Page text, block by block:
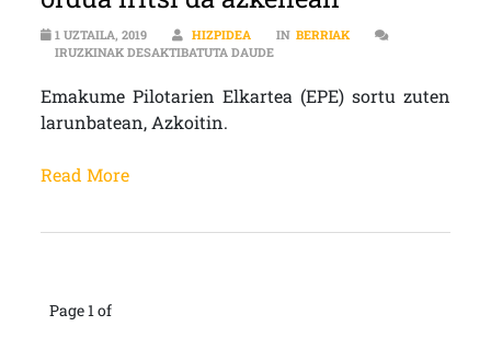
1 UZTAILA, 2019 HIZPIDEA IN BERRIAK
IRUZKINAK DESAKTIBATUTA DAUDEMAIDER MENDIZABAL (EMAKUME
Emakume Pilotarien Elkartea (EPE) sortu zuten
larunbatean, Azkoitin.
Read More
Page 1 of